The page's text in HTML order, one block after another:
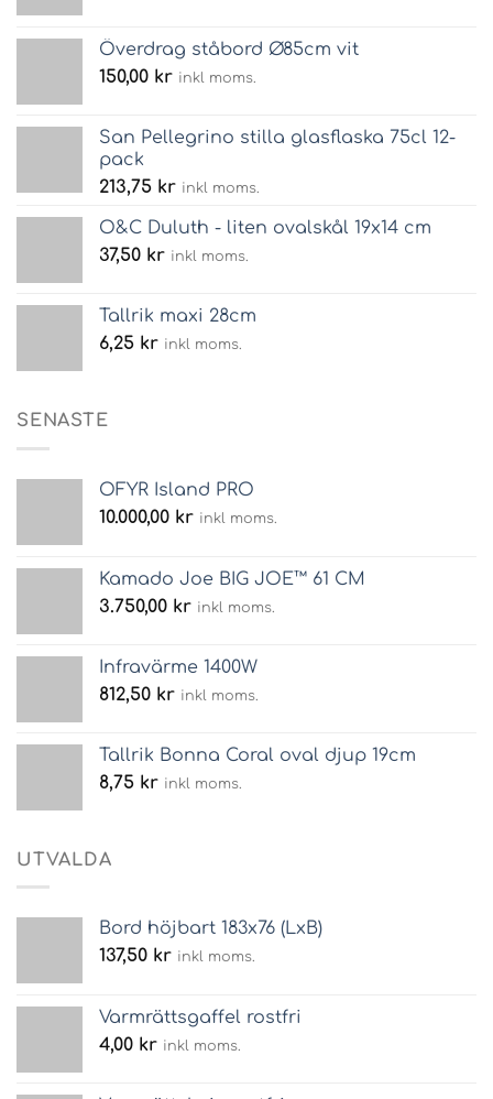
Överdrag ståbord Ø85cm vit
150,00 kr inkl moms.
San Pellegrino stilla glasflaska 75cl 12-
pack
213,75 kr inkl moms.
O&C Duluth - liten ovalskål 19x14 cm
37,50 kr inkl moms.
Tallrik maxi 28cm
6,25 kr inkl moms.
SENASTE
OFYR Island PRO
10.000,00 kr inkl moms.
Kamado Joe BIG JOE™ 61 CM
3.750,00 kr inkl moms.
Infravärme 1400W
812,50 kr inkl moms.
Tallrik Bonna Coral oval djup 19cm
8,75 kr inkl moms.
UTVALDA
Bord höjbart 183x76 (LxB)
137,50 kr inkl moms.
Varmrättsgaffel rostfri
4,00 kr inkl moms.